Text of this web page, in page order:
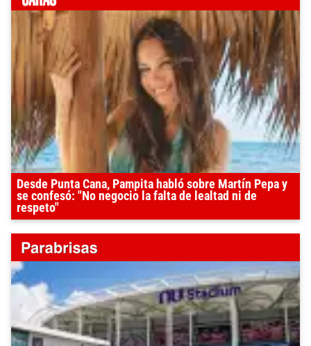
Desde Punta Cana, Pampita habló sobre Martín Pepa y
se confesó: "No negocio la falta de lealtad ni de
respeto"